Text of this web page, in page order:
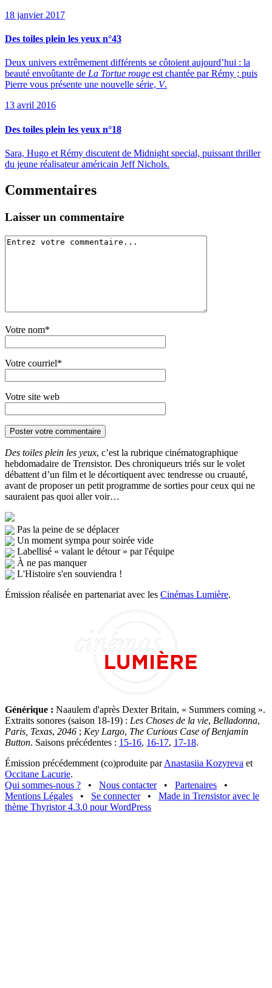
18 janvier 2017
Des toiles plein les yeux n°43
Deux univers extrêmement différents se côtoient aujourd’hui : la
beauté envoûtante de La Tortue rouge est chantée par Rémy ; puis
Pierre vous présente une nouvelle série, V.
13 avril 2016
Des toiles plein les yeux n°18
Sara, Hugo et Rémy discutent de Midnight special, puissant thriller
du jeune réalisateur américain Jeff Nichols.
Commentaires
Laisser un commentaire
Votre nom*
Votre courriel*
Votre site web
Des toiles plein les yeux, c’est la rubrique cinématographique
hebdomadaire de Trensistor. Des chroniqueurs triés sur le volet
débattent d’un film et le décortiquent avec tendresse ou cruauté,
avant de proposer un petit programme de sorties pour ceux qui ne
sauraient pas quoi aller voir…
Pas la peine de se déplacer
Un moment sympa pour soirée vide
Labellisé « valant le détour » par l'équipe
À ne pas manquer
L'Histoire s'en souviendra !
Émission réalisée en partenariat avec les Cinémas Lumière.
Générique : Naaulem d'après Dexter Britain, « Summers coming ».
Extraits sonores (saison 18-19) : Les Choses de la vie, Belladonna,
Paris, Texas, 2046 ; Key Largo, The Curious Case of Benjamin
Button. Saisons précédentes : 15-16, 16-17, 17-18.
Émission précédemment (co)produite parAnastasiia Kozyreva et
Occitane Lacurie.
Qui sommes-nous ?
• Nous contacter • Partenaires
•
Mentions Légales
• Se connecter • Made in Trensistor avec le
thème Thyristor 4.3.0 pour WordPress